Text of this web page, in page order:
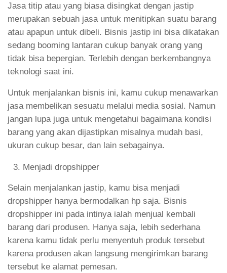
Jasa titip atau yang biasa disingkat dengan jastip
merupakan sebuah jasa untuk menitipkan suatu barang
atau apapun untuk dibeli. Bisnis jastip ini bisa dikatakan
sedang booming lantaran cukup banyak orang yang
tidak bisa bepergian. Terlebih dengan berkembangnya
teknologi saat ini.
Untuk menjalankan bisnis ini, kamu cukup menawarkan
jasa membelikan sesuatu melalui media sosial. Namun
jangan lupa juga untuk mengetahui bagaimana kondisi
barang yang akan dijastipkan misalnya mudah basi,
ukuran cukup besar, dan lain sebagainya.
Menjadi dropshipper
Selain menjalankan jastip, kamu bisa menjadi
dropshipper hanya bermodalkan hp saja. Bisnis
dropshipper ini pada intinya ialah menjual kembali
barang dari produsen. Hanya saja, lebih sederhana
karena kamu tidak perlu menyentuh produk tersebut
karena produsen akan langsung mengirimkan barang
tersebut ke alamat pemesan.